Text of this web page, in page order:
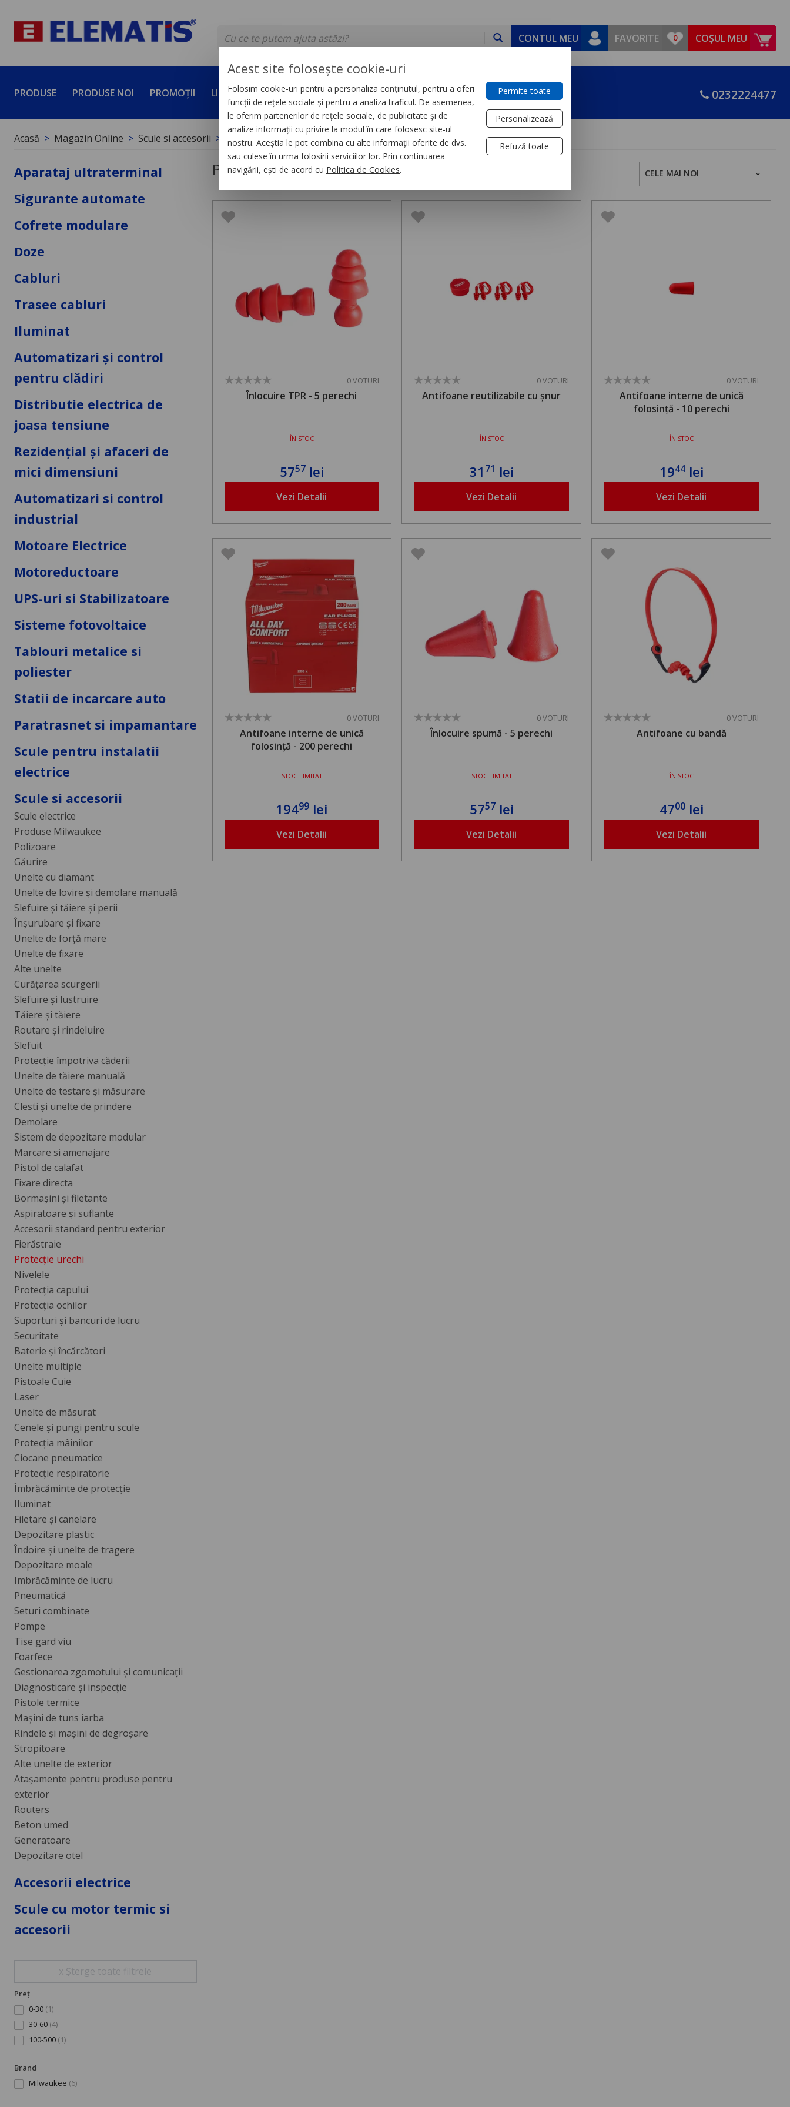
CONTUL MEU FAVORITE COȘUL MEU
PRODUSE PRODUSE NOI PROMOȚII LICHIDĂRI DE STOC SERVICII DEVINO PARTENER CONTACT 0232224477
Acasă Magazin Online Scule si accesorii Protecție urechi
Aparataj ultraterminal
Sigurante automate
Cofrete modulare
Doze
Cabluri
Trasee cabluri
Iluminat
Automatizari și control
pentru clădiri
Distributie electrica de
joasa tensiune
Rezidențial și afaceri de
mici dimensiuni
Automatizari si control
industrial
Motoare Electrice
Motoreductoare
UPS-uri si Stabilizatoare
Sisteme fotovoltaice
Tablouri metalice si
poliester
Statii de incarcare auto
Paratrasnet si impamantare
Scule pentru instalatii
electrice
Scule si accesorii
Scule electrice
Produse Milwaukee
Polizoare
Găurire
Unelte cu diamant
Unelte de lovire și demolare manuală
Slefuire și tăiere și perii
Înșurubare și fixare
Unelte de forță mare
Unelte de fixare
Alte unelte
Curăţarea scurgerii
Slefuire şi lustruire
Tăiere şi tăiere
Routare şi rindeluire
Slefuit
Protecţie împotriva căderii
Unelte de tăiere manuală
Unelte de testare şi măsurare
Clesti şi unelte de prindere
Demolare
Sistem de depozitare modular
Marcare si amenajare
Pistol de calafat
Fixare directa
Bormașini și filetante
Aspiratoare și suflante
Accesorii standard pentru exterior
Fierăstraie
Protecție urechi
Nivelele
Protecția capului
Protecția ochilor
Suporturi și bancuri de lucru
Securitate
Baterie și încărcători
Unelte multiple
Pistoale Cuie
Laser
Unelte de măsurat
Cenele și pungi pentru scule
Protecția mâinilor
Ciocane pneumatice
Protecție respiratorie
Îmbrăcăminte de protecție
Iluminat
Filetare și canelare
Depozitare plastic
Îndoire și unelte de tragere
Depozitare moale
Imbrăcăminte de lucru
Pneumatică
Seturi combinate
Pompe
Tise gard viu
Foarfece
Gestionarea zgomotului și comunicații
Diagnosticare și inspecție
Pistole termice
Mașini de tuns iarba
Rindele și mașini de degroșare
Stropitoare
Alte unelte de exterior
Atașamente pentru produse pentru
exterior
Routers
Beton umed
Generatoare
Depozitare otel
Accesorii electrice
Scule cu motor termic si
accesorii
x Șterge toate filtrele
Preț
0-30 (1)
30-60 (4)
100-500 (1)
Brand
Milwaukee (6)
Protecție urechi,6 produse
0 VOTURI
Înlocuire TPR - 5 perechi
ÎN STOC
5757lei
Vezi Detalii
0 VOTURI
Antifoane reutilizabile cu șnur
ÎN STOC
31 71 lei
Vezi Detalii
0 VOTURI
Antifoane interne de unică
folosință - 10 perechi
ÎN STOC
1944lei
Vezi Detalii
0 VOTURI
Antifoane interne de unică
folosință - 200 perechi
STOC LIMITAT
19499 lei
Vezi Detalii
0 VOTURI
Înlocuire spumă - 5 perechi
STOC LIMITAT
5757lei
Vezi Detalii
0 VOTURI
Antifoane cu bandă
ÎN STOC
4700lei
Vezi Detalii
Acest site folosește cookie-uri
Folosim cookie-uri pentru a personaliza conținutul, pentru a oferi
funcții de rețele sociale și pentru a analiza traficul. De asemenea,
le oferim partenerilor de rețele sociale, de publicitate și de
analize informații cu privire la modul în care folosesc site-ul
nostru. Aceștia le pot combina cu alte informații oferite de dvs.
sau culese în urma folosirii serviciilor lor. Prin continuarea
navigării, ești de acord cu Politica de Cookies.
Permite toate
Personalizează
Refuză toate